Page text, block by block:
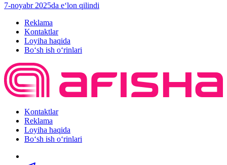
7-noyabr 2025da e‘lon qilindi
Reklama
Kontaktlar
Loyiha haqida
Bo‘sh ish o‘rinlari
Kontaktlar
Reklama
Loyiha haqida
Bo‘sh ish o‘rinlari